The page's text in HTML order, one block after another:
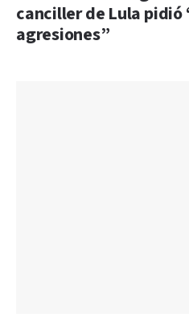
canciller de Lula pidió
agresiones”